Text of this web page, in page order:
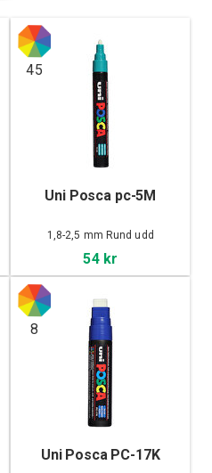
45
Uni Posca pc-5M
1,8-2,5 mm Rund udd
54 kr
8
Uni Posca PC-17K